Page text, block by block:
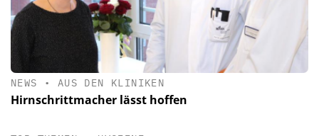
NEWS • AUS DEN KLINIKEN
Hirnschrittmacher lässt hoffen